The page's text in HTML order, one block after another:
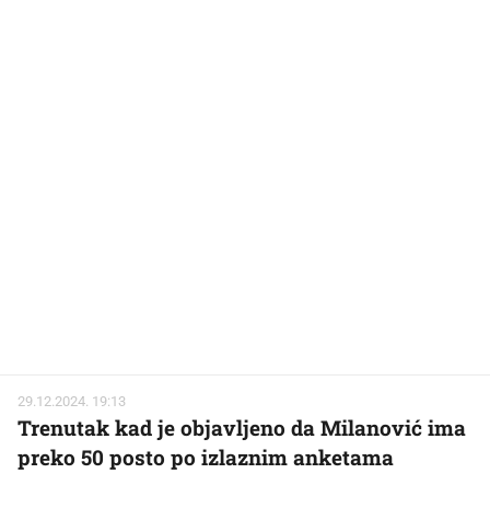
29.12.2024. 19:13
Trenutak kad je objavljeno da Milanović ima
preko 50 posto po izlaznim anketama